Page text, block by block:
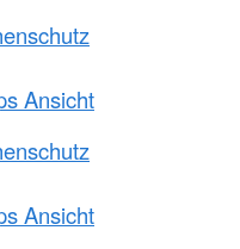
Ansicht
Ansicht